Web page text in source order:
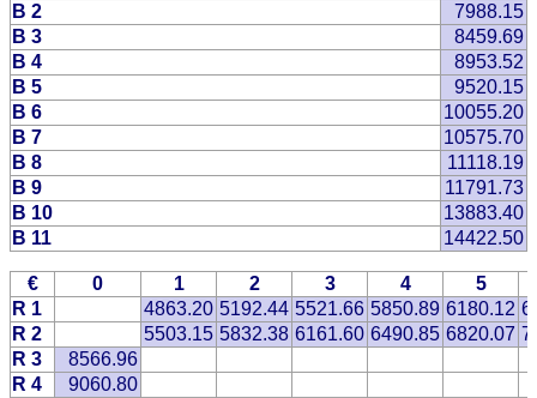
B 2
7988.15
B 3
8459.69
B 4
8953.52
B 5
9520.15
B 6
10055.20
B 7
10575.70
B 8
11118.19
B 9
11791.73
B 10
13883.40
B 11
14422.50
€ 0 1 2 3 4
5
R 1
4863.20 5192.44 5521.66 5850.89 6180.12
R 2
5503.15 5832.38 6161.60 6490.85 6820.07
R 3
8566.96
R 4
9060.80